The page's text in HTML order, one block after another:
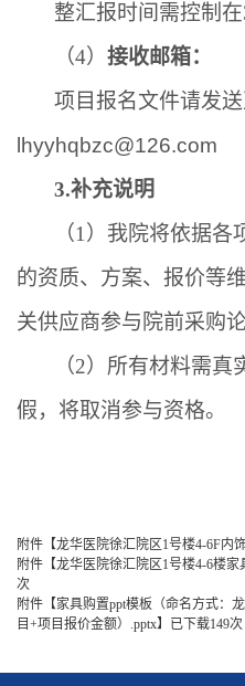
整汇报时间需控制在
（4） 接收邮箱：
项目报名文件请发送
lhyyhqbzc@126.com
3.补充说明
（1 ）我院将依据各
的资质、方案、报价等
关供应商参与院前采购
（2）所有材料需真
假，将取消参与资格。
附件【龙华医院徐汇院区1号楼4-6F内
附件【龙华医院徐汇院区1号楼4-6楼
次
附件【家具购置ppt模板（命名方式：
目+项目报价金额）.pptx】已下载149次